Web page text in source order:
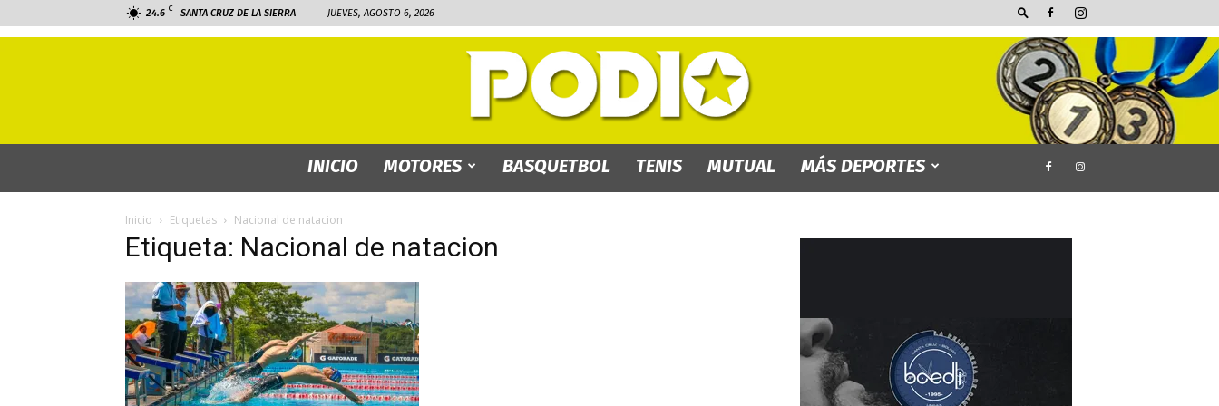
24.6 C SANTA CRUZ DE LA SIERRA JUEVES, AGOSTO 6, 2026
INICIO MOTORES BASQUETBOL TENIS MUTUAL MÁS DEPORTES
Inicio Etiquetas Nacional de natacion
Etiqueta: Nacional de natacion